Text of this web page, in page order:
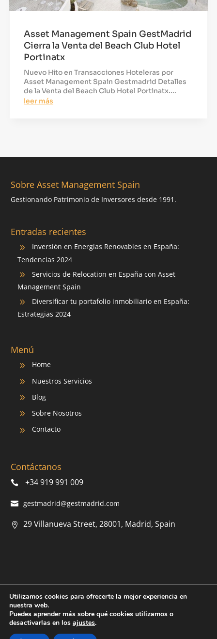
Asset Management Spain GestMadrid
Cierra la Venta del Beach Club Hotel
Portinatx
Nuevo Hito en Transacciones Hoteleras por
Asset Management Spain Gestmadrid Detalles
de la Venta del Beach Club Hotel Portinatx....
leer más
Sobre Asset Management Spain
Gestionando Patrimonio de Inversores desde 1991.
Entradas recientes
9
Inversión en Energías Renovables en España:
Tendencias 2024
9
Servicios de Relocation en España con Asset
Management Spain
9
Diversificar tu portafolio inmobiliario en España:
Estrategias 2024
Menú
9 Home
9 Nuestros Servicios
9 Blog
9 Sobre Nosotros
9 Contacto
Contáctanos
+34 919 991 009
gestmadrid@gestmadrid.com
29 Villanueva Street, 28001, Madrid, Spain
© 2022 AMS.Política de privacidad|Política de cookies
Aviso legal
| Diseñado por
Utilizamos cookies para ofrecerte la mejor experiencia en
nuestra web.
Puedes aprender más sobre qué cookies utilizamos o
desactivarlas en los ajustes.